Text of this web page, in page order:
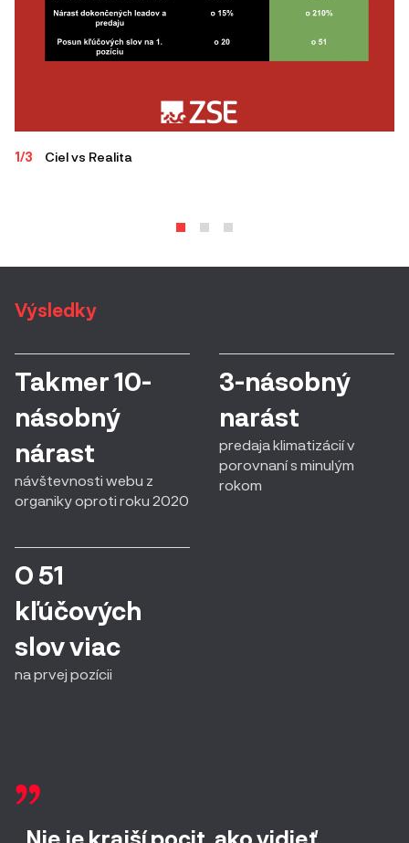
1/3 Ciel vs Realita
Výsledky
Takmer 10-
násobný
nárast
návštevnosti webu z
organiky oproti roku 2020
3-násobný
narást
predaja klimatizácií v
porovnaní s minulým
rokom
O 51
kľúčových
slov viac
na prvej pozícii